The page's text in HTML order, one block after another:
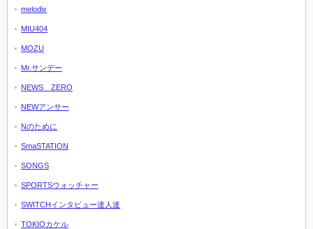
melodix
MIU404
MOZU
Mr.サンデー
NEWS ZERO
NEWアンサー
Nのために
SmaSTATION
SONGS
SPORTSウォッチャー
SWITCHインタビュー達人達
TOKIOカケル